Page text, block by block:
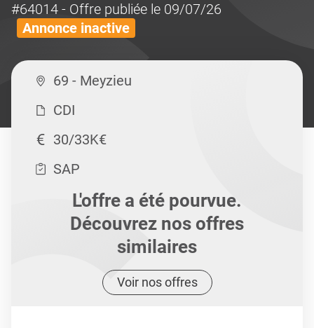
#64014 - Offre publiée le 09/07/26
Annonce inactive
69 - Meyzieu
CDI
30/33K€
SAP
L'offre a été pourvue.
Découvrez nos offres
similaires
Voir nos offres